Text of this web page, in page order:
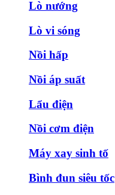
Lò nướng
Lò vi sóng
Nồi hấp
Nồi áp suất
Lẩu điện
Nồi cơm điện
Máy xay sinh tố
Bình đun siêu tốc